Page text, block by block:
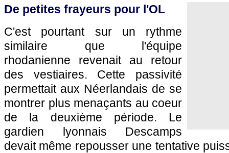
De petites frayeurs pour l'OL
C'est pourtant sur un rythme
similaire que l'équipe
rhodanienne revenait au retour
des vestiaires. Cette passivité
permettait aux Néerlandais de se
montrer plus menaçants au coeur
de la deuxième période. Le
gardien lyonnais Descamps
devait même repousser une tentative